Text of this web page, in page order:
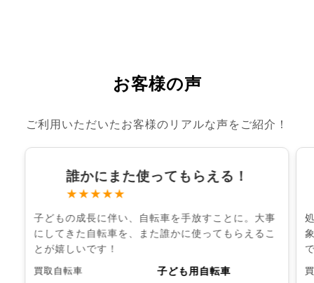
お客様の声
ご利用いただいたお客様のリアルな声をご紹介！
誰かにまた使ってもらえる！
★★★★★
子どもの成長に伴い、自転車を手放すことに。大事
にしてきた自転車を、また誰かに使ってもらえるこ
とが嬉しいです！
買取自転車 子ども用自転車